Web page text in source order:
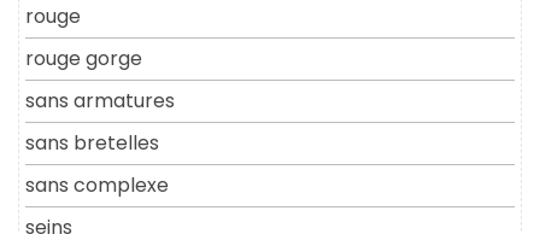
rouge
rouge gorge
sans armatures
sans bretelles
sans complexe
seins